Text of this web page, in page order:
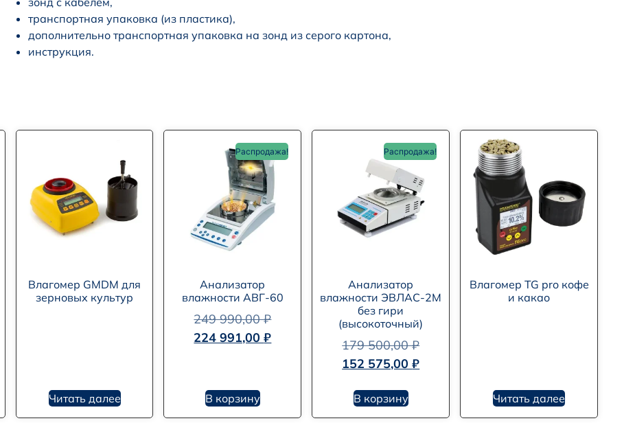
транспортная упаковка (из пластика),
дополнительно транспортная упаковка на зонд из серого картона,
инструкция.
Влагомер GMDM для
зерновых культур
Читать далее
Распродажа!
Анализатор
влажности АВГ-60
249 990,00₽
224 991,00₽
В корзину
Распродажа!
Анализатор
влажности ЭВЛАС-2М
без гири
(высокоточный)
179 500,00₽
152 575,00₽
В корзину
Влагомер TG pro кофе
и какао
Читать далее